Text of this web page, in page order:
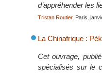
d’appréhender les
Tristan Routier, Paris,
La Chinafrique :
Cet ouvrage,
spécialisés sur le